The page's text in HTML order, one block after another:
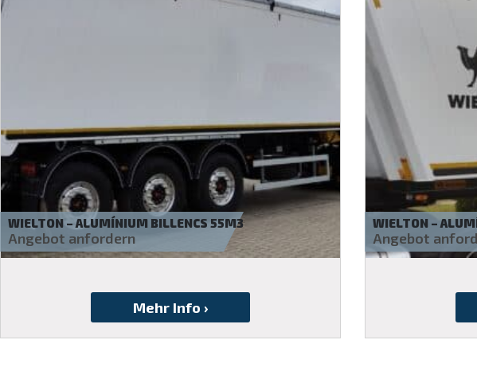
WIELTON – ALUMÍNIUM BILLENCS 42M3
Angebot anfordern
WIELTON –
Angebot